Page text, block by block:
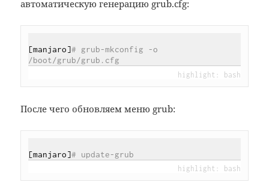
автоматическую генерацию grub.cfg:
[manjaro]# grub-mkconfig -o
/boot/grub/grub.cfg
После чего обновляем меню grub:
[manjaro]# update-grub